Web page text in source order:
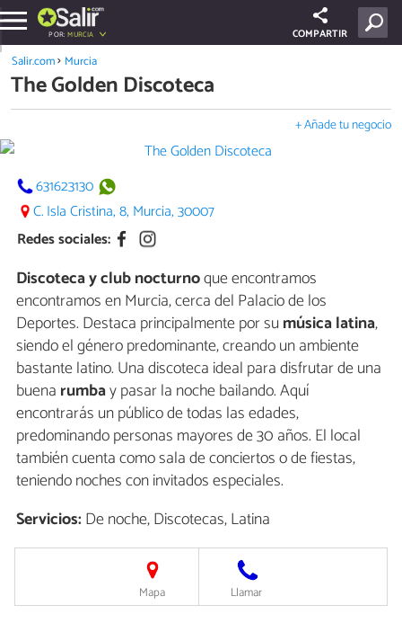
POR:MURCIA COMPARTIR
Salir.com Murcia
The Golden Discoteca
+ Añade tu negocio
631623130
C. Isla Cristina, 8, Murcia, 30007
Redes sociales:
Discoteca y club nocturnoque encontramos
encontramos en Murcia, cerca del Palacio de los
Deportes. Destaca principalmente por sumúsica latina,
siendo el género predominante, creando un ambiente
bastante latino. Una discoteca ideal para disfrutar de una
buena rumbay pasar la noche bailando. Aquí
encontrarás un público de todas las edades,
predominando personas mayores de 30 años. El local
también cuenta como sala de conciertos o de fiestas,
teniendo noches con invitados especiales.
Servicios:De noche, Discotecas, Latina
Mapa Llamar